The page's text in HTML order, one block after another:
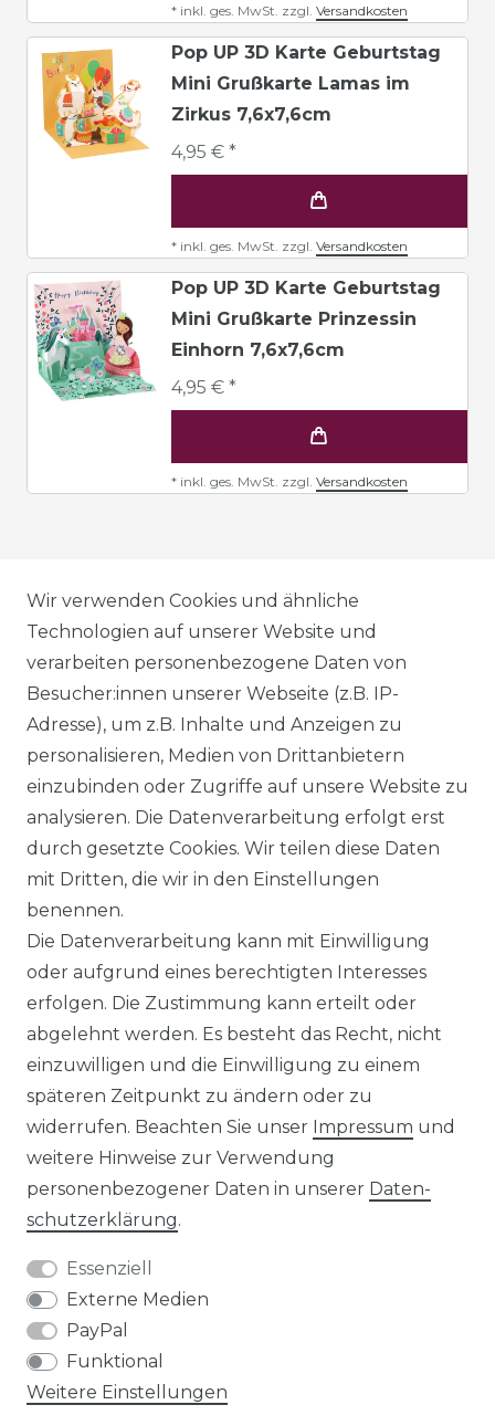
* inkl. ges. MwSt. zzgl. Versandkosten
Pop UP 3D Karte Geburtstag
Mini Grußkarte Lamas im
Zirkus 7,6x7,6cm
4,95 € *
* inkl. ges. MwSt. zzgl. Versandkosten
Pop UP 3D Karte Geburtstag
Mini Grußkarte Prinzessin
Einhorn 7,6x7,6cm
4,95 € *
* inkl. ges. MwSt. zzgl. Versandkosten
AGB
DATENSCHUTZERKLÄRUNG
WIDERRUFSRECHT
IMPRESSUM
KONTAKT
Unsere Zahlungsmöglichkeiten
Wir versenden mit
Wir verwenden Cookies und ähnliche
Technologien auf unserer Website und
verarbeiten personenbezogene Daten von
Besucher:innen unserer Webseite (z.B. IP-
Adresse), um z.B. Inhalte und Anzeigen zu
personalisieren, Medien von Drittanbietern
einzubinden oder Zugriffe auf unsere Website zu
analysieren. Die Datenverarbeitung erfolgt erst
durch gesetzte Cookies. Wir teilen diese Daten
mit Dritten, die wir in den Einstellungen
benennen.
Die Datenverarbeitung kann mit Einwilligung
oder aufgrund eines berechtigten Interesses
erfolgen. Die Zustimmung kann erteilt oder
abgelehnt werden. Es besteht das Recht, nicht
einzuwilligen und die Einwilligung zu einem
späteren Zeitpunkt zu ändern oder zu
widerrufen. Beachten Sie unser Impressum und
weitere Hinweise zur Verwendung
personenbezogener Daten in unserer Daten­
schutz­erklärung.
Essenziell
Externe Medien
PayPal
Funktional
Weitere Einstellungen